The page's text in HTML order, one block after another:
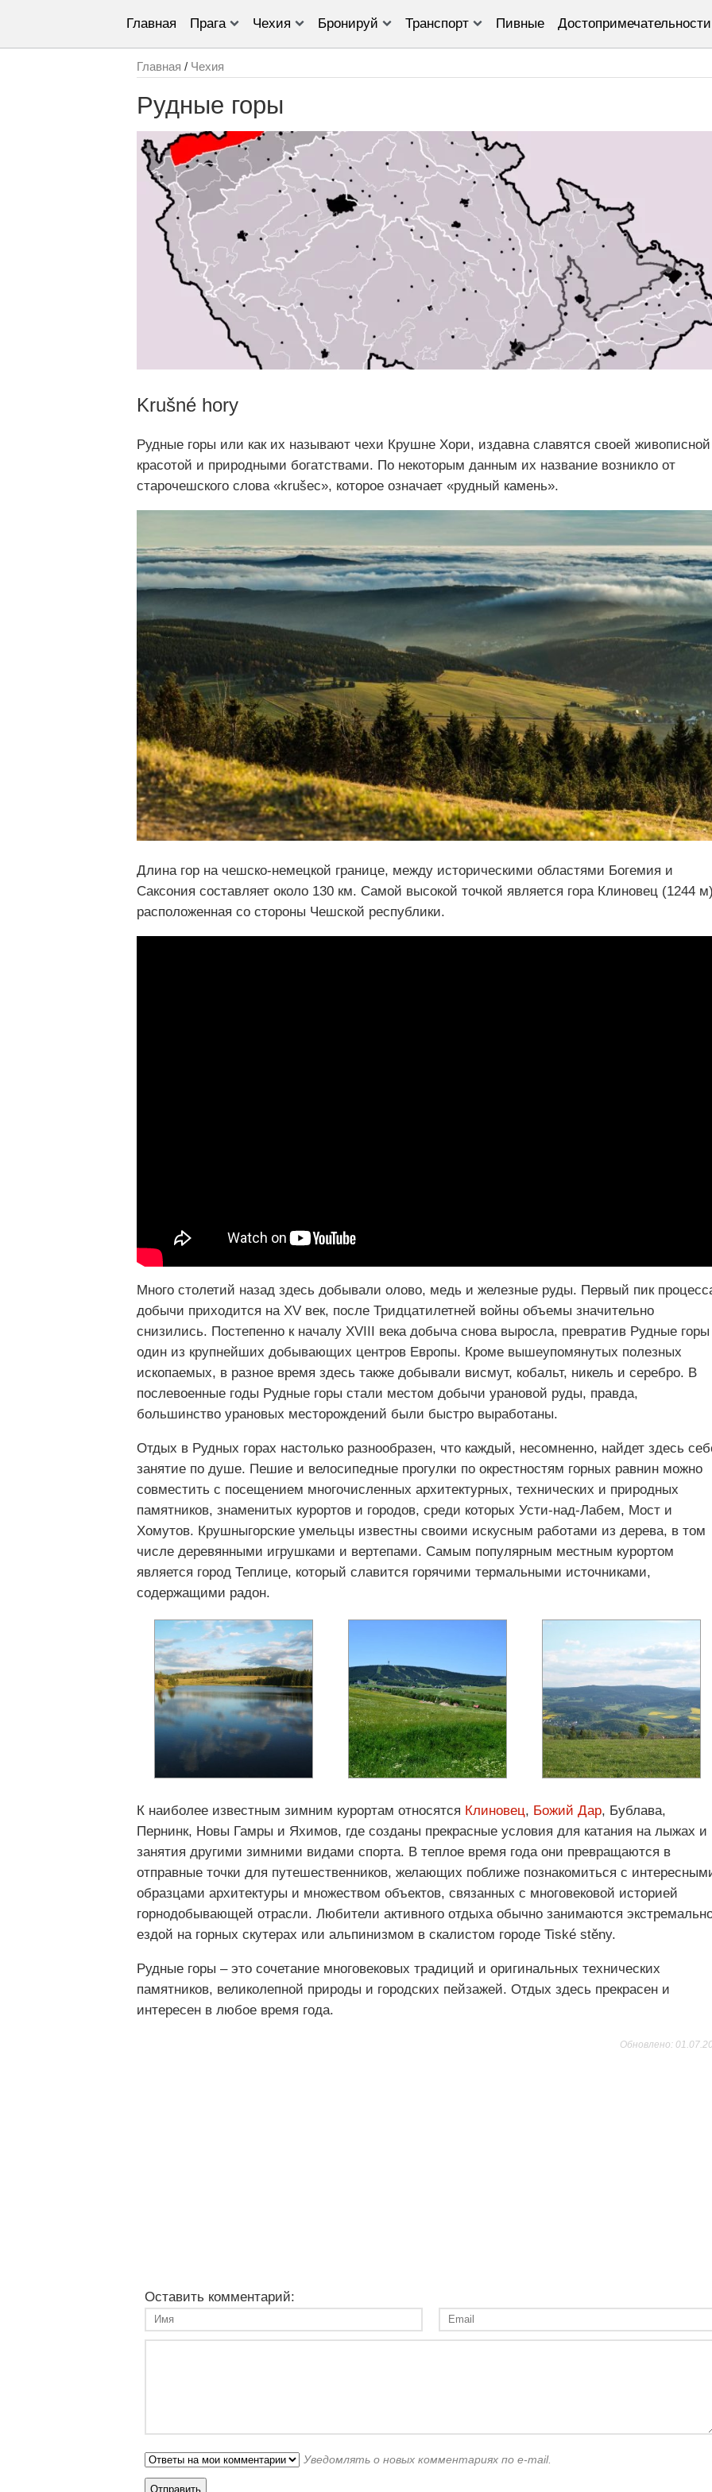
Главная Прага Чехия Бронируй Транспорт Пивные Достопримечательности
Главная / Чехия
Рудные горы
Krušné hory
Рудные горы или как их называют чехи Крушне Хори, издавна славятся своей живописной
красотой и природными богатствами. По некоторым данным их название возникло от
старочешского слова «krušec», которое означает «рудный камень».
Длина гор на чешско-немецкой границе, между историческими областями Богемия и
Саксония составляет около 130 км. Самой высокой точкой является гора Клиновец (1244
расположенная со стороны Чешской республики.
Много столетий назад здесь добывали олово, медь и железные руды. Первый пик
добычи приходится на XV век, после Тридцатилетней войны объемы значительно
снизились. Постепенно к началу XVIII века добыча снова выросла, превратив Рудные
один из крупнейших добывающих центров Европы. Кроме вышеупомянутых полезных
ископаемых, в разное время здесь также добывали висмут, кобальт, никель и серебро. В
послевоенные годы Рудные горы стали местом добычи урановой руды, правда,
большинство урановых месторождений были быстро выработаны.
Отдых в Рудных горах настолько разнообразен, что каждый, несомненно, найдет здесь
занятие по душе. Пешие и велосипедные прогулки по окрестностям горных равнин можно
совместить с посещением многочисленных архитектурных, технических и природных
памятников, знаменитых курортов и городов, среди которых Усти-над-Лабем, Мост и
Хомутов. Крушныгорские умельцы известны своими искусным работами из дерева, в том
числе деревянными игрушками и вертепами. Самым популярным местным курортом
является город Теплице, который славится горячими термальными источниками,
содержащими радон.
К наиболее известным зимним курортам относятся Клиновец, Божий Дар, Бублава,
Пернинк, Новы Гамры и Яхимов, где созданы прекрасные условия для катания на лыжах и
занятия другими зимними видами спорта. В теплое время года они превращаются в
отправные точки для путешественников, желающих поближе познакомиться с
образцами архитектуры и множеством объектов, связанных с многовековой историей
горнодобывающей отрасли. Любители активного отдыха обычно занимаются
ездой на горных скутерах или альпинизмом в скалистом городе Tiské stěny.
Рудные горы ‒ это сочетание многовековых традиций и оригинальных технических
памятников, великолепной природы и городских пейзажей. Отдых здесь прекрасен и
интересен в любое время года.
Обновлено:
Оставить комментарий:
Уведомлять о новых комментариях по e-mail.